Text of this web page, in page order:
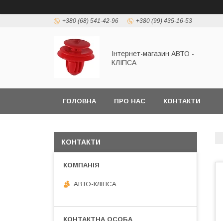
+380 (68) 541-42-96 +380 (99) 435-16-53
Інтернет-магазин АВТО -
КЛІПСА
ГОЛОВНА ПРО НАС КОНТАКТИ
КОНТАКТИ
АВТО-КЛІПСА